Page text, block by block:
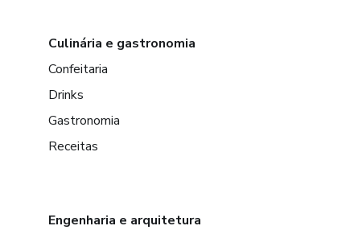
Culinária e gastronomia
Confeitaria
Drinks
Gastronomia
Receitas
Engenharia e arquitetura